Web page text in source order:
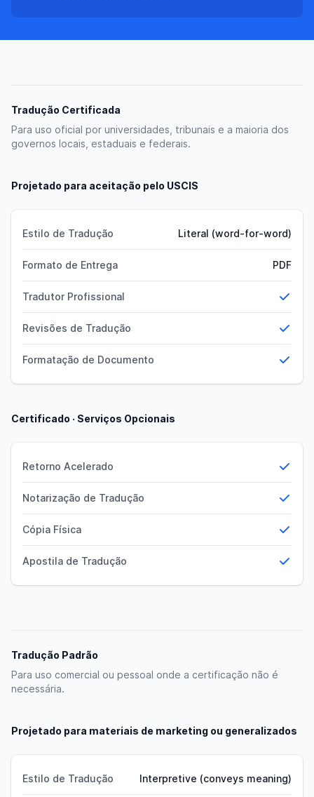
Tradução Certificada
Para uso oficial por universidades, tribunais e a maioria dos
governos locais, estaduais e federais.
Projetado para aceitação pelo USCIS
Estilo de Tradução Literal (word-for-word)
Formato de Entrega PDF
Tradutor Profissional
Revisões de Tradução
Formatação de Documento
Certificado · Serviços Opcionais
Retorno Acelerado
Yes
Notarização de Tradução
Yes
Cópia Física
Yes
Apostila de Tradução
Tradução Padrão
Para uso comercial ou pessoal onde a certificação não é
necessária.
Projetado para materiais de marketing ou generalizados
Estilo de Tradução Interpretive (conveys meaning)